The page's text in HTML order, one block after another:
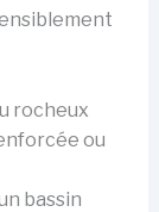
rocheux
ou
bassin